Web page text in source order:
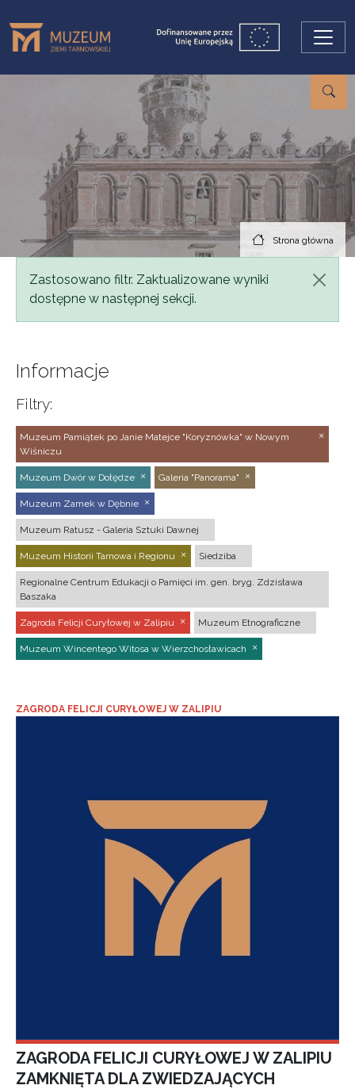
Strona główna
Komunikat
Zastosowano filtr. Zaktualizowane wyniki
dostępne w następnej sekcji.
Informacje
Filtry:
Muzeum Pamiątek po Janie Matejce "Koryznówka" w Nowym
Wiśniczu
Muzeum Dwór w Dołędze Galeria "Panorama"
Muzeum Zamek w Dębnie
Muzeum Ratusz - Galeria Sztuki Dawnej
Muzeum Historii Tarnowa i Regionu Siedziba
Regionalne Centrum Edukacji o Pamięci im. gen. bryg. Zdzisława
Baszaka
Zagroda Felicji Curyłowej w Zalipiu Muzeum Etnograficzne
Muzeum Wincentego Witosa w Wierzchosławicach
ZAGRODA FELICJI CURYŁOWEJ W ZALIPIU
ZAGRODA FELICJI CURYŁOWEJ W ZALIPIU
ZAMKNIĘTA DLA ZWIEDZAJĄCYCH